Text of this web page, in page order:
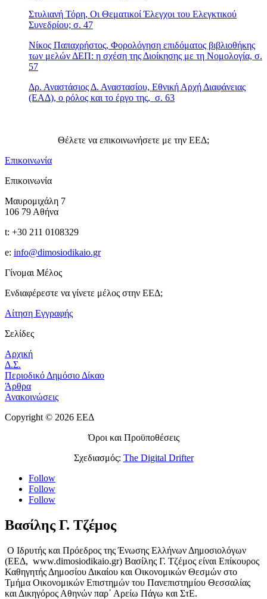
Στυλιανή Τόρη, Οι Θεματικοί Έλεγχοι του Ελεγκτικού
Συνεδρίου; σ. 47
Νίκος Παπαχρήστος, Φορολόγηση επιδόματος βιβλιοθήκης
των μελών ΔΕΠ: η σχέση της Διοίκησης με τη Νομολογία, σ.
57
Δρ. Αναστάσιος Δ. Αναστασίου, Εθνική Αρχή Διαφάνειας
(ΕΑΔ), ο ρόλος και το έργο της, σ. 63
Θέλετε να επικοινωνήσετε με την ΕΕΔ;
Επικοινωνία
Επικοινωνία
Μαυρομιχάλη 7
106 79 Αθήνα
t: +30 211 0108329
e: info@dimosiodikaio.gr
Γίνομαι Μέλος
Ενδιαφέρεστε να γίνετε μέλος στην ΕΕΔ;
Αίτηση Εγγραφής
Σελίδες
Αρχική
Δ.Σ.
Περιοδικό Δημόσιο Δίκαο
Άρθρα
Ανακοινώσεις
Copyright © 2026 ΕΕΔ
Όροι και Προϋποθέσεις
Σχεδιασμός: The Digital Drifter
Follow
Follow
Follow
Βασίλης Γ. Τζέμος
Ο Ιδρυτής και Πρόεδρος της Ένωσης Ελλήνων Δημοσιολόγων
(ΕΕΔ, www.dimosiodikaio.gr) Βασίλης Γ. Τζέμος είναι Επίκουρος
Καθηγητής Δημοσίου Δικαίου και Οικονομικών Θεσμών στο
Τμήμα Οικονομικών Επιστημών του Πανεπιστημίου Θεσσαλίας
και Δικηγόρος Αθηνών παρ΄ Αρείω Πάγω και ΣτΕ.